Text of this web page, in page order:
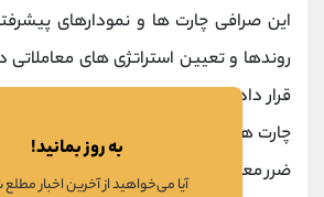
این صرافی چارت ها و نمودارهای
روندها و تعیین استراتژی های معاملاتی
قرار داده است. کاربران صرافی کوکوین
چارت ها و نمودارها، علاوه بر مشاهده
ضرر معاملات گذشته و جاری خود را نیز
به روز بمانید!
آیا می‌خواهید از آخرین اخبار